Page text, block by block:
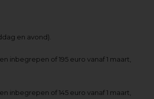
en avond).
inbegrepen of 195 euro vanaf 1 maart,
inbegrepen of 145 euro vanaf 1 maart,